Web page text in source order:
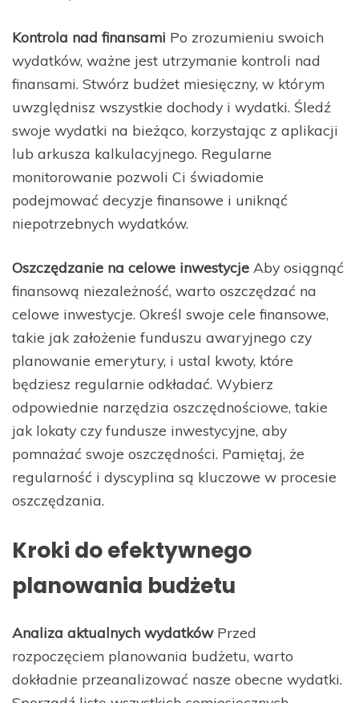
Kontrola nad finansami Po zrozumieniu swoich
wydatków, ważne jest utrzymanie kontroli nad
finansami. Stwórz budżet miesięczny, w którym
uwzględnisz wszystkie dochody i wydatki. Śledź
swoje wydatki na bieżąco, korzystając z aplikacji
lub arkusza kalkulacyjnego. Regularne
monitorowanie pozwoli Ci świadomie
podejmować decyzje finansowe i uniknąć
niepotrzebnych wydatków.
Oszczędzanie na celowe inwestycje Aby osiągnąć
finansową niezależność, warto oszczędzać na
celowe inwestycje. Określ swoje cele finansowe,
takie jak założenie funduszu awaryjnego czy
planowanie emerytury, i ustal kwoty, które
będziesz regularnie odkładać. Wybierz
odpowiednie narzędzia oszczędnościowe, takie
jak lokaty czy fundusze inwestycyjne, aby
pomnażać swoje oszczędności. Pamiętaj, że
regularność i dyscyplina są kluczowe w procesie
oszczędzania.
Kroki do efektywnego
planowania budżetu
Analiza aktualnych wydatkówPrzed
rozpoczęciem planowania budżetu, warto
dokładnie przeanalizować nasze obecne wydatki.